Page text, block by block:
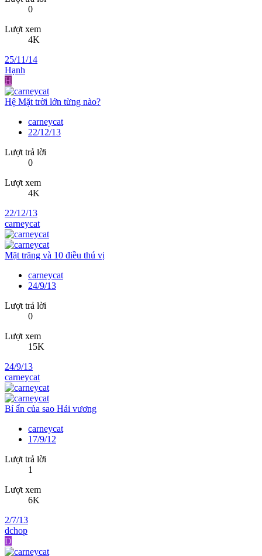
0
Lượt xem
4K
25/11/14
Hạnh
H
Hệ Mặt trời lớn từng nào?
carneycat
22/12/13
Lượt trả lời
0
Lượt xem
4K
22/12/13
carneycat
Mặt trăng và 10 điều thú vị
carneycat
24/9/13
Lượt trả lời
0
Lượt xem
15K
24/9/13
carneycat
Bí ẩn của sao Hải vương
carneycat
17/9/12
Lượt trả lời
1
Lượt xem
6K
2/7/13
dchop
D